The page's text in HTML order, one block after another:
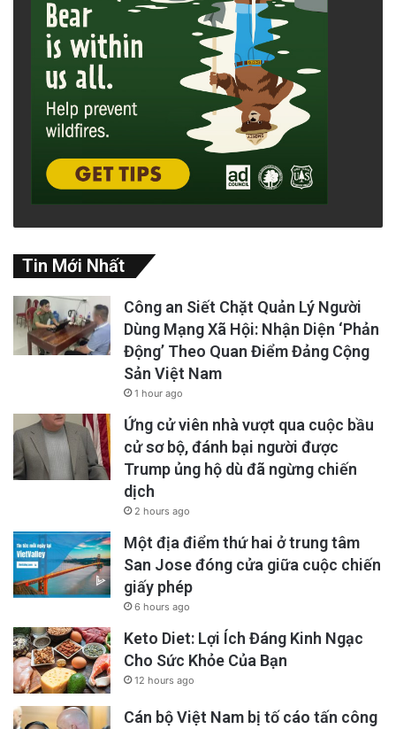
Tin Mới Nhất
Công an Siết Chặt Quản Lý Người
Dùng Mạng Xã Hội: Nhận Diện ‘Phản
Động’ Theo Quan Điểm Đảng Cộng
Sản Việt Nam
1 hour ago
Ứng cử viên nhà vượt qua cuộc bầu
cử sơ bộ, đánh bại người được
Trump ủng hộ dù đã ngừng chiến
dịch
2 hours ago
Một địa điểm thứ hai ở trung tâm
San Jose đóng cửa giữa cuộc chiến
giấy phép
6 hours ago
Keto Diet: Lợi Ích Đáng Kinh Ngạc
Cho Sức Khỏe Của Bạn
12 hours ago
Cán bộ Việt Nam bị tố cáo tấn công